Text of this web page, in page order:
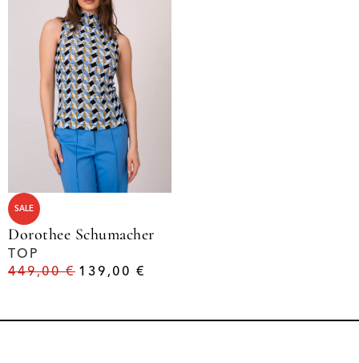
SALE
Dorothee Schumacher
TOP
449,00€ 139,00€